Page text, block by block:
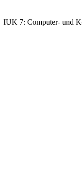
IUK 7: Computer- und